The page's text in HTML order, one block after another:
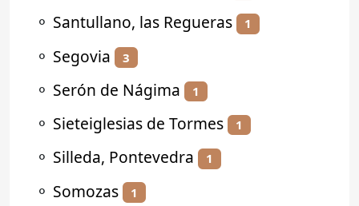
⚬ Santullano, las Regueras 1
⚬ Segovia 3
⚬ Serón de Nágima 1
⚬ Sieteiglesias de Tormes 1
⚬ Silleda, Pontevedra 1
⚬ Somozas 1